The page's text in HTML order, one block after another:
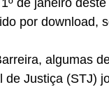
de janeiro
por download,
algumas
de Justiça (STJ)